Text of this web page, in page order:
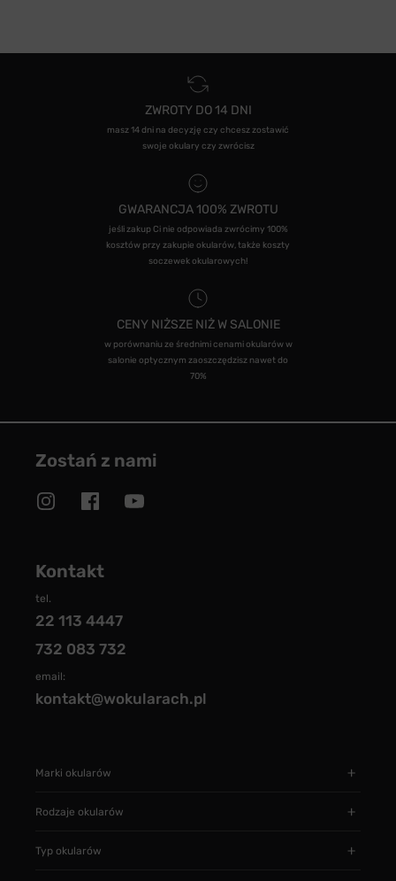
ZWROTY DO 14 DNI
masz 14 dni na decyzję czy chcesz zostawić
swoje okulary czy zwrócisz
GWARANCJA 100% ZWROTU
jeśli zakup Ci nie odpowiada zwrócimy 100%
kosztów przy zakupie okularów, także koszty
soczewek okularowych!
CENY NIŻSZE NIŻ W SALONIE
w porównaniu ze średnimi cenami okularów w
salonie optycznym zaoszczędzisz nawet do
70%
Zostań z nami
Kontakt
tel.
22 113 4447
732 083 732
email:
kontakt@wokularach.pl
Marki okularów
Rodzaje okularów
Typ okularów